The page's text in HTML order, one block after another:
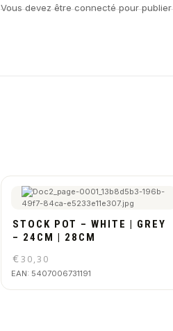
Vous devez êtreconnectépour publier
STOCK POT – WHITE | GREY
– 24CM | 28CM
€ 30,30
EAN: 5407006731191